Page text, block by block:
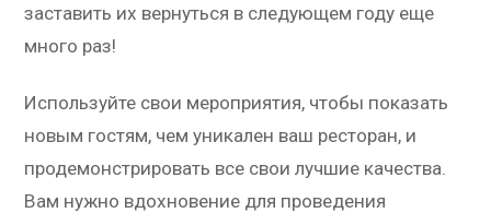
заставить их вернуться в следующем году еще
много раз!
Используйте свои мероприятия, чтобы показать
новым гостям, чем уникален ваш ресторан, и
продемонстрировать все свои лучшие качества.
Вам нужно вдохновение для проведения